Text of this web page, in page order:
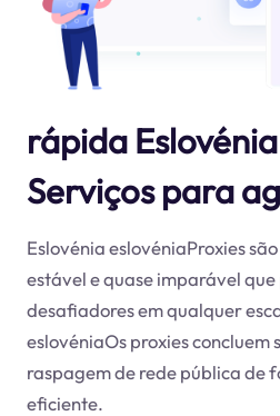
rápida
Serviços para
Eslovénia eslovéniaProxies
estável e quase imparável
desafiadores em qualquer
eslovéniaOs proxies concluem
raspagem de rede pública de
eficiente.